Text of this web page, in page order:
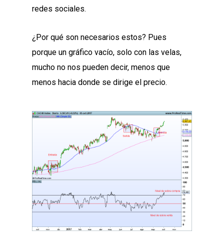
redes sociales.
¿Por qué son necesarios estos? Pues
porque un gráfico vacío, solo con las velas,
mucho no nos pueden decir, menos que
menos hacia donde se dirige el precio.